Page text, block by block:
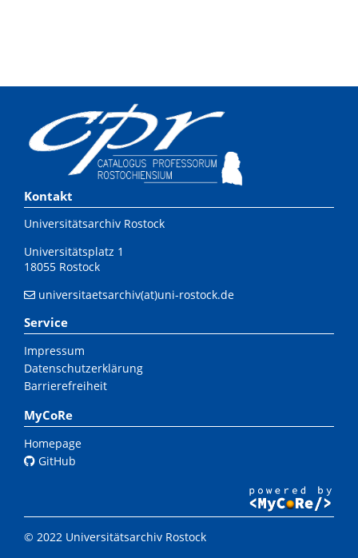
Kontakt
Universitätsarchiv Rostock
Universitätsplatz 1
18055 Rostock
universitaetsarchiv(at)uni-rostock.de
Service
Impressum
Datenschutzerklärung
Barrierefreiheit
MyCoRe
Homepage
GitHub
© 2022 Universitätsarchiv Rostock